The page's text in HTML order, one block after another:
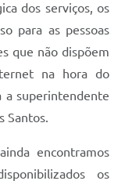
dos serviços, os
para as pessoas
que não dispõem
na hora do
a superintendente
Santos.
encontramos
os